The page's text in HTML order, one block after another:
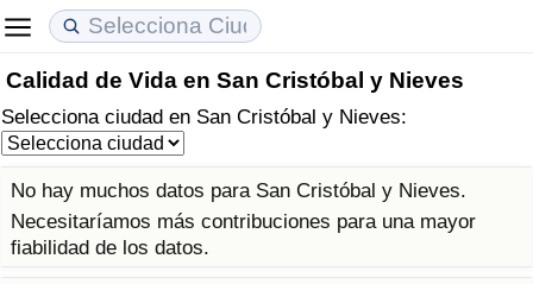
Calidad de Vida en San Cristóbal y Nieves
Selecciona ciudad en San Cristóbal y Nieves:
No hay muchos datos para San Cristóbal y Nieves.
Necesitaríamos más contribuciones para una mayor
fiabilidad de los datos.
Coste de vida
Índice de Costo de Vida (Actual)
Índice de Costo de Vida
Índice de costo de vida por país
Precios de las propiedades
Índice de Precios de Inmuebles (Actual)
Índice de Precios de Inmuebles
Índice de Precios de Inmuebles por País
Calidad de Vida
Índice de Calidad de Vida
Índice de Calidad de Vida (Actual)
Índice de calidad de vida por país